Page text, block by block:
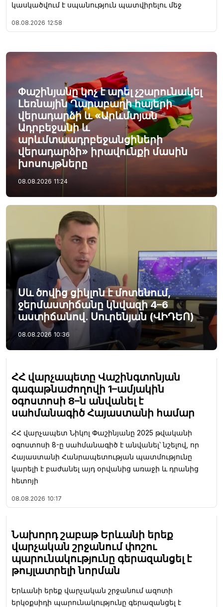
կասկածվում է սպանություն պատվիրելու մեջ
08.08.2026 12:58
Փաշինյանը կոչ է արել չշարունակել
Լեռնային Ղարաբաղի հայերի
վերադարձի և «Արևմտյան
Ադրբեջանի և
արևմտաադրբեջանցիների
վերադարձի» իրավունքի մասին
խոսույթները
08.08.2026 11:24
Սև ծովից ցիկլոն է մոտենում,
ջերմաստիճանը կնվազի 4–6
աստիճանով. Սուրենյան (ՎԻԴԵՈ)
08.08.2026 10:36
ՀՀ վարչապետը Վաշինգտոնյան
գագաթնաժողովի 1–ամյակին
օգոստոսի 8–ն անվանել է
սահմանագիծ Հայաստանի համար
ՀՀ վարչապետ Նիկոլ Փաշինյանը 2025 թվականի
օգոստոսի 8-ը սահմանագիծ է անվանել՝ նշելով, որ
Հայաստանի Հանրապետության պատմությունը
կարելի է բաժանել այդ օրվանից առաջի և դրանից
հետոյի
08.08.2026 10:17
Նախորդ շաբաթ Երևանի երեք
վարչական շրջանում փոշու
պարունակությունը գերազանցել է
թույլատրելի նորման
Երևանի երեք վարչական շրջանում ազոտի
երկօքսիդի պարունակությունը գերազանցել է